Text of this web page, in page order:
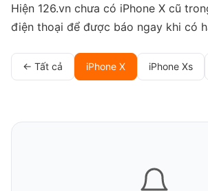
Hiện 126.vn chưa có iPhone X cũ
điện thoại để được báo ngay khi có
← Tất cả iPhone X iPhone Xs